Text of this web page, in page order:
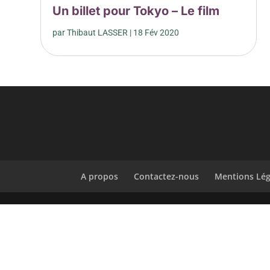
Un billet pour Tokyo – Le film
parThibaut LASSER | 18 Fév 2020
A propos Contactez-nous Mentions